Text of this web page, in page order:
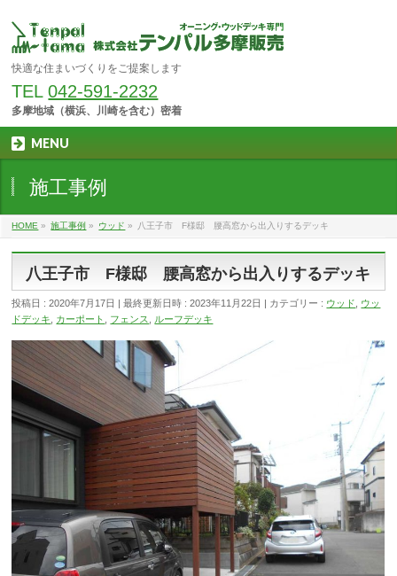
快適な住まいづくりをご提案します
TEL042-591-2232
多摩地域（横浜、川崎を含む）密着
MENU
施工事例
HOME » 施工事例 » ウッド » 八王子市 F様邸 腰高窓から出入りするデッキ
八王子市 F様邸 腰高窓から出入りするデッキ
投稿日 : 2020年7月17日 最終更新日時 : 2023年11月22日 カテゴリー : ウッド
ウッ
ドデッキ
カーポート フェンス ルーフデッキ